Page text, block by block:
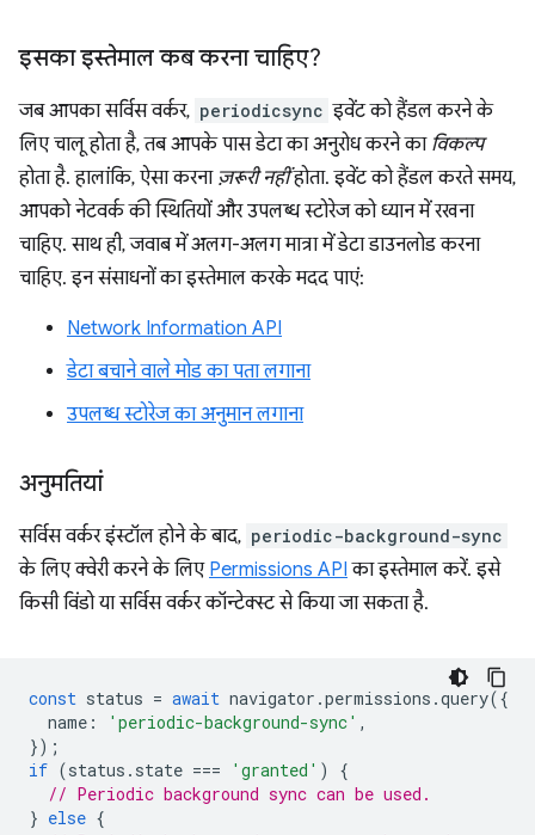
इसका इस्तेमाल कब करना चाहिए?
जब आपका सर्विस वर्कर, periodicsync इवेंट को हैंडल करने के
लिए चालू होता है, तब आपके पास डेटा का अनुरोध करने का विकल्प
होता है. हालांकि, ऐसा करना ज़रूरी नहींहोता. इवेंट को हैंडल करते समय,
आपको नेटवर्क की स्थितियों और उपलब्ध स्टोरेज को ध्यान में रखना
चाहिए. साथ ही, जवाब में अलग-अलग मात्रा में डेटा डाउनलोड करना
चाहिए. इन संसाधनों का इस्तेमाल करके मदद पाएं:
Network Information API
डेटा बचाने वाले मोड का पता लगाना
उपलब्ध स्टोरेज का अनुमान लगाना
अनुमतियां
सर्विस वर्कर इंस्टॉल होने के बाद, periodic-background-sync
के लिए क्वेरी करने के लिए Permissions API का इस्तेमाल करें. इसे
किसी विंडो या सर्विस वर्कर कॉन्टेक्स्ट से किया जा सकता है.
const status = await navigator .permissions .query({
name : 'periodic-background-sync' ,
});
if (status . state === 'granted' )
{
// Periodic background sync can be used.
} else {